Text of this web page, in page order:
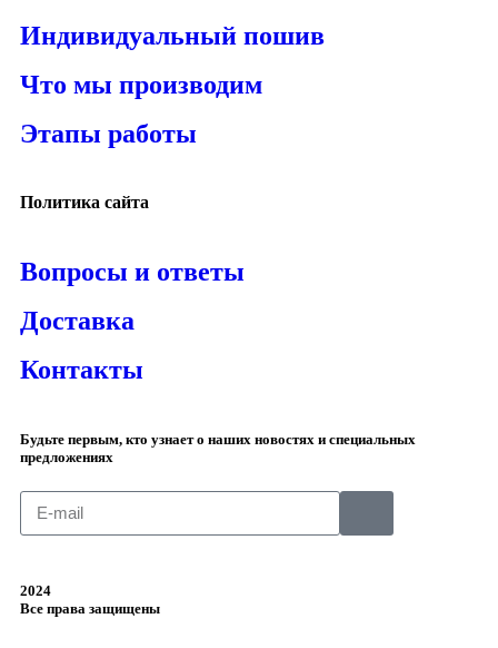
Индивидуальный пошив
Что мы производим
Этапы работы
Политика сайта
Вопросы и ответы
Доставка
Контакты
Будьте первым, кто узнает о наших новостях и специальных
предложениях
2024
Все права защищены